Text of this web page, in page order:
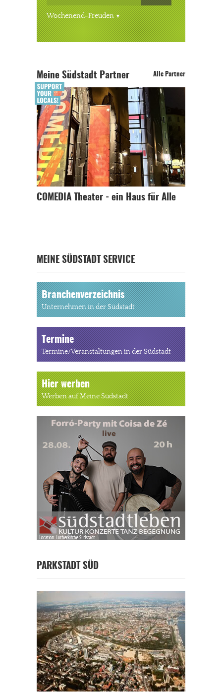
Wochenend-Freuden
Meine Südstadt Partner Alle Partner
COMEDIA Theater - ein Haus für Alle
MEINE SÜDSTADT SERVICE
Branchenverzeichnis
Unternehmen in der Südstadt
Termine
Termine/Veranstaltungen in der Südstadt
Hier werben
Werben auf Meine Südstadt
PARKSTADT SÜD